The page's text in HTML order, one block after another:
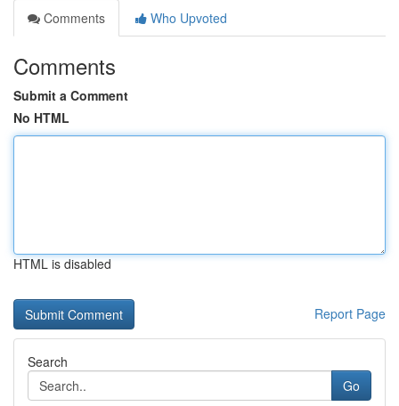
Comments
Who Upvoted
Comments
Submit a Comment
No HTML
HTML is disabled
Report Page
Search
Go